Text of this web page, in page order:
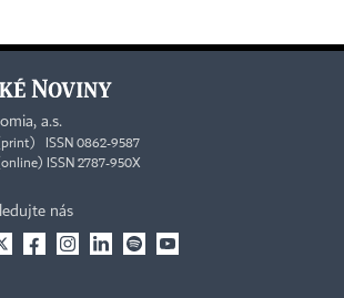
a.s.
ISSN 0862-9587
ISSN 2787-950X
nás